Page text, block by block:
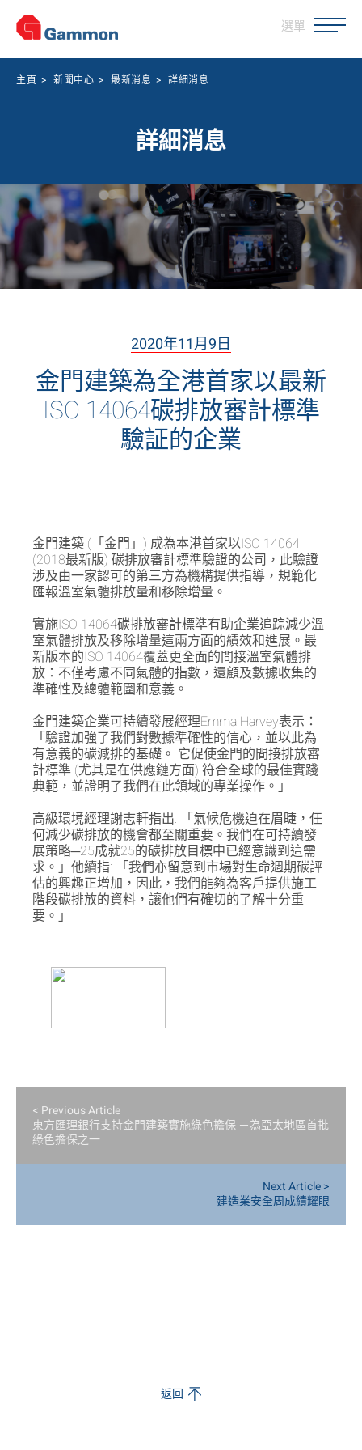
選單
主頁 > 新聞中心 > 最新消息 > 詳細消息
詳細消息
2020年11月9日
金門建築為全港首家以最新
ISO 14064碳排放審計標準
驗証的企業
金門建築 (「金門」) 成為本港首家以ISO 14064
(2018最新版) 碳排放審計標準驗證的公司，此驗證
涉及由一家認可的第三方為機構提供指導，規範化
匯報溫室氣體排放量和移除增量。
實施ISO 14064碳排放審計標準有助企業追踪減少溫
室氣體排放及移除增量這兩方面的績效和進展。最
新版本的ISO 14064覆蓋更全面的間接溫室氣體排
放：不僅考慮不同氣體的指數，還顧及數據收集的
準確性及總體範圍和意義。
金門建築企業可持續發展經理Emma Harvey表示：
「驗證加強了我們對數據準確性的信心，並以此為
有意義的碳減排的基礎。 它促使金門的間接排放審
計標準 (尤其是在供應鏈方面) 符合全球的最佳實踐
典範，並證明了我們在此領域的專業操作。」
高級環境經理謝志軒指出: 「氣候危機迫在眉睫，任
何減少碳排放的機會都至關重要。我們在可持續發
展策略─25成就25的碳排放目標中已經意識到這需
求。」他續指: 「我們亦留意到市場對生命週期碳評
估的興趣正增加，因此，我們能夠為客戶提供施工
階段碳排放的資料，讓他們有確切的了解十分重
要。」
< Previous Article
東方匯理銀行支持金門建築實施綠色擔保 －為亞太地區首批
綠色擔保之一
Next Article >
建造業安全周成績耀眼
返回